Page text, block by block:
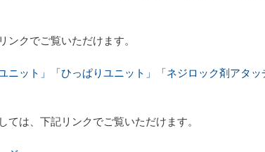
クでご覧いただけます。
ニット」「ひっぱりユニット」「ネジロック剤アタ
は、下記リンクでご覧いただけます。